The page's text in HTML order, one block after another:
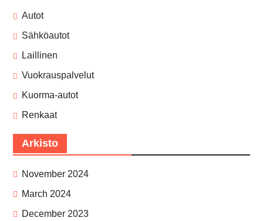
Autot
Sähköautot
Laillinen
Vuokrauspalvelut
Kuorma-autot
Renkaat
Arkisto
November 2024
March 2024
December 2023